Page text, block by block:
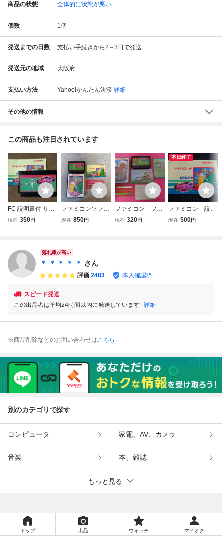
商品の状態 全体的に状態が悪い
個数 1個
発送までの日数 支払い手続きから2～3日で発送
発送元の地域 大阪府
支払い方法 Yahoo!かんたん決済 詳細
その他の情報
この商品も注目されています
FC 説明書付 サイ
ドポケット 中古
現在 350円
ファミコンソフ
ト、サイドポケッ
現在 850円
ファミコン ファ
ミリージョッキ
現在 320円
本日終了
ファミコン 説明
書 サイドポケッ
現在 500円
落札率が高い
＊ ＊ ＊ ＊ ＊ さん
評価 2483 本人確認済
スピード発送
この出品者は平均24時間以内に発送しています 詳細
※商品削除などのお問い合わせはこちら
別のカテゴリで探す
コンピュータ 家電、AV、カメラ
音楽 本、雑誌
もっと見る
トップ 出品 ウォッチ マイオク